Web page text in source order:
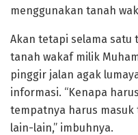
menggunakan tanah
Akan tetapi selama satu
tanah wakaf milik
pinggir jalan agak
informasi. “Kenapa
tempatnya harus
lain-lain,” imbuhnya.